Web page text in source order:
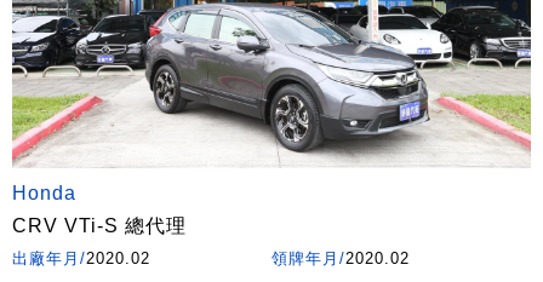
Honda
CRV VTi-S 總代理
出廠年月/2020.02 領牌年月/2020.02